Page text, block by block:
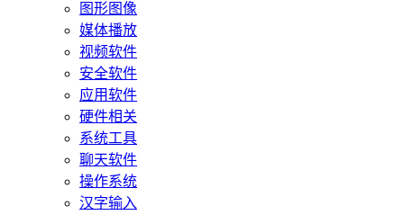
图形图像
媒体播放
视频软件
安全软件
应用软件
硬件相关
系统工具
聊天软件
操作系统
汉字输入